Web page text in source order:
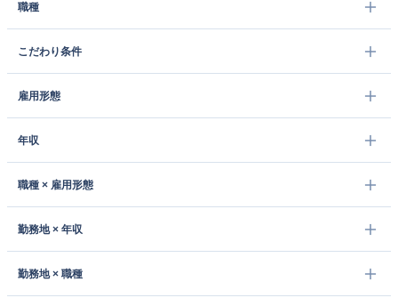
職種
こだわり条件
雇用形態
年収
職種 × 雇用形態
勤務地 × 年収
勤務地 × 職種